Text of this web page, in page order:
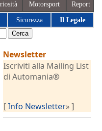
Motorsport Report
Sicurezza Il Legale
Newsletter
Iscriviti alla Mailing List
di Automania®
[Info Newsletter» ]